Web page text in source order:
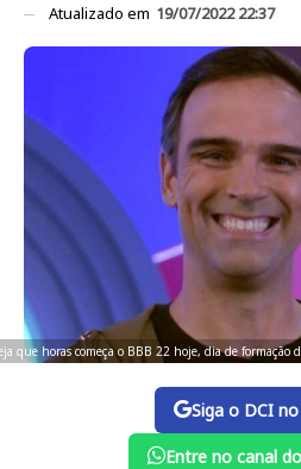
Atualizado em 19/07/2022 22:37
que horas começa o BBB 22 hoje, dia de formação
Siga o DCI
Entre no canal